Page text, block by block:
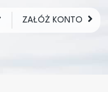
ZAŁÓŻ KONTO